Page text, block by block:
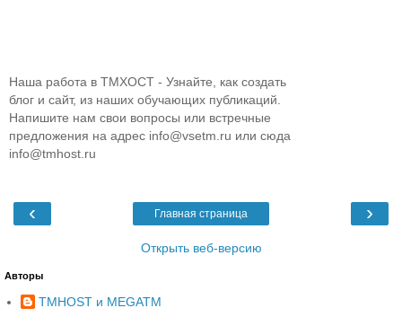
Наша работа в ТМХОСТ - Узнайте, как создать
блог и сайт, из наших обучающих публикаций.
Напишите нам свои вопросы или встречные
предложения на адрес info@vsetm.ru или сюда
info@tmhost.ru
‹ ›
Главная страница
Открыть веб-версию
Авторы
TMHOST и MEGATM